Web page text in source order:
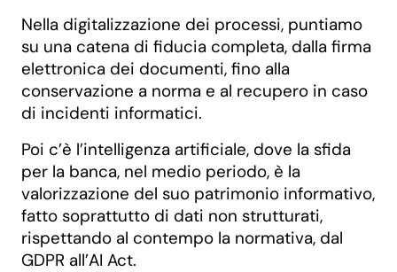
Nella digitalizzazione dei processi, puntiamo
su una catena di fiducia completa, dalla firma
elettronica dei documenti, fino alla
conservazione a norma e al recupero in caso
di incidenti informatici.
Poi c’è l’intelligenza artificiale, dove la sfida
per la banca, nel medio periodo, è la
valorizzazione del suo patrimonio informativo,
fatto soprattutto di dati non strutturati,
rispettando al contempo la normativa, dal
GDPR all’AI Act.